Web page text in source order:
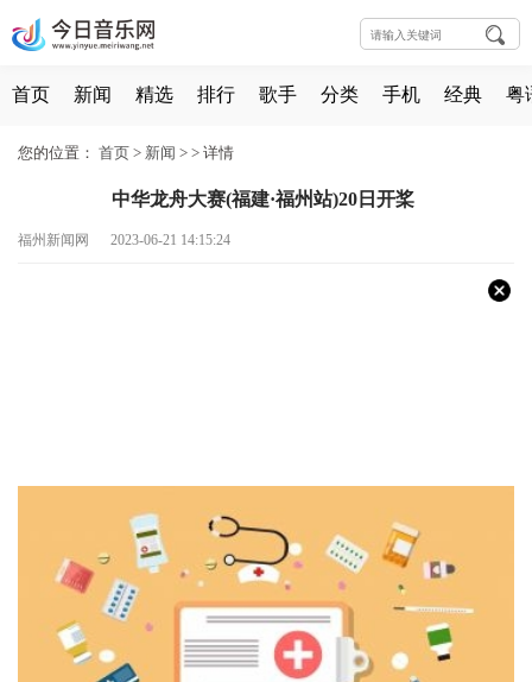
首页 新闻 精选 排行 歌手 分类 手机 经典 粤
您的位置： 首页 > 新闻 > > 详情
中华龙舟大赛(福建·福州站)20日开桨
福州新闻网 2023-06-21 14:15:24